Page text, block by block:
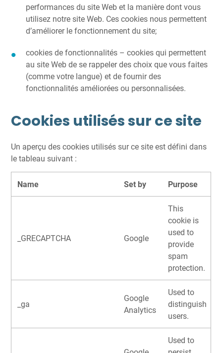
performances du site Web et la manière dont vous
utilisez notre site Web. Ces cookies nous permettent
d’améliorer le fonctionnement du site;
cookies de fonctionnalités – cookies qui permettent
au site Web de se rappeler des choix que vous faites
(comme votre langue) et de fournir des
fonctionnalités améliorées ou personnalisées.
Cookies utilisés sur ce site
Un aperçu des cookies utilisés sur ce site est défini dans
le tableau suivant :
Name Set by Purpose
_GRECAPTCHA Google
This
cookie is
used to
provide
spam
protection.
_ga
Google
Analytics
Used to
distinguish
users.
Used to